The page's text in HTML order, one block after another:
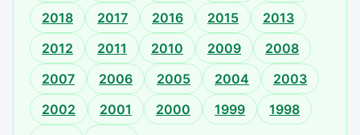
2018
2017 2016 2015
2013
2012
2011 2010 2009
2008
2007
2006 2005 2004
2003
2002
2001 2000 1999
1998